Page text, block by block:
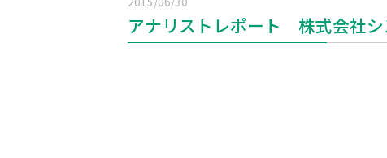
アナリストレポート 株式会社